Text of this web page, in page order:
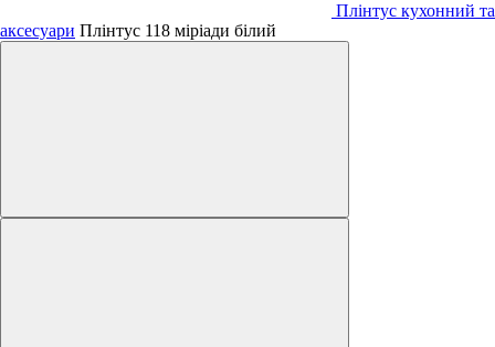
Плінтус кухонний та
аксесуари Плінтус 118 міріади білий